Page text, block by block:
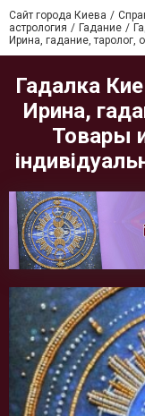
Сайт города Киева
астрология
Гадание
Ирина, гадание, таролог,
Гадалка
Ирина,
Товары